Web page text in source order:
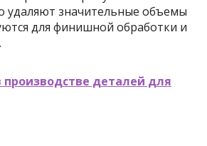
удаляют значительные объемы
для финишной обработки и
деталей для